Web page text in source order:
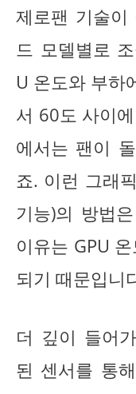
제로팬 기술이
드 모델별로
U 온도와 부하
서 60도 사이
에서는 팬이
죠. 이런 그래
기능)의 방법
이유는 GPU
되기 때문입니
더 깊이 들어
된 센서를 통